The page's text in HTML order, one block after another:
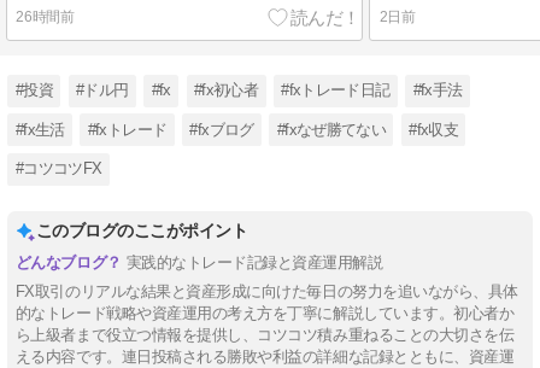
26時間前 2日前
#投資 #ドル円 #fx #fx初心者 #fxトレード日記 #fx手法
#fx生活 #fxトレード #fxブログ #fxなぜ勝てない #fx収支
#コツコツFX
このブログのここがポイント
実践的なトレード記録と資産運用解説
FX取引のリアルな結果と資産形成に向けた毎日の努力を追いながら、具体
的なトレード戦略や資産運用の考え方を丁寧に解説しています。初心者か
ら上級者まで役立つ情報を提供し、コツコツ積み重ねることの大切さを伝
える内容です。連日投稿される勝敗や利益の詳細な記録とともに、資産運